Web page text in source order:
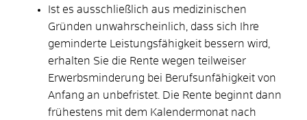
Ist es ausschließlich aus medizinischen
Gründen unwahrscheinlich, dass sich Ihre
geminderte Leistungsfähigkeit bessern wird,
erhalten Sie die Rente wegen teilweiser
Erwerbsminderung bei Berufsunfähigkeit von
Anfang an unbefristet. Die Rente beginnt dann
frühestens mit dem Kalendermonat nach